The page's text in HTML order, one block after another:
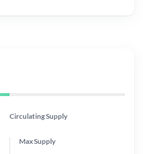
Circulating Supply
Max Supply